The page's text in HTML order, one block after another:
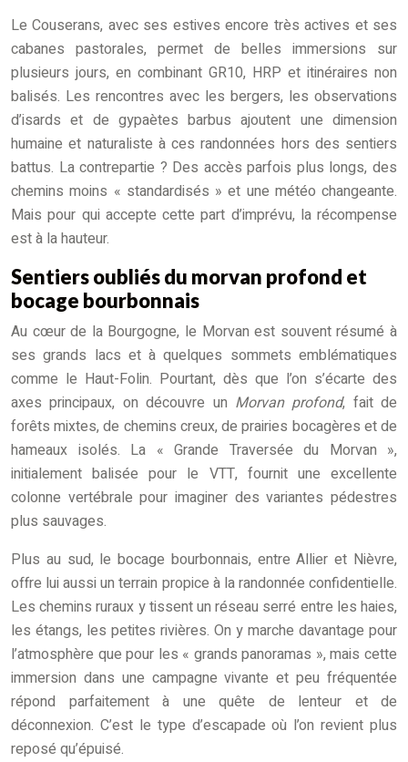
Le Couserans, avec ses estives encore très actives et ses
cabanes pastorales, permet de belles immersions sur
plusieurs jours, en combinant GR10, HRP et itinéraires non
balisés. Les rencontres avec les bergers, les observations
d’isards et de gypaètes barbus ajoutent une dimension
humaine et naturaliste à ces randonnées hors des sentiers
battus. La contrepartie ? Des accès parfois plus longs, des
chemins moins « standardisés » et une météo changeante.
Mais pour qui accepte cette part d’imprévu, la récompense
est à la hauteur.
Sentiers oubliés du morvan profond et
bocage bourbonnais
Au cœur de la Bourgogne, le Morvan est souvent résumé à
ses grands lacs et à quelques sommets emblématiques
comme le Haut-Folin. Pourtant, dès que l’on s’écarte des
axes principaux, on découvre un Morvan profond, fait de
forêts mixtes, de chemins creux, de prairies bocagères et de
hameaux isolés. La « Grande Traversée du Morvan »,
initialement balisée pour le VTT, fournit une excellente
colonne vertébrale pour imaginer des variantes pédestres
plus sauvages.
Plus au sud, le bocage bourbonnais, entre Allier et Nièvre,
offre lui aussi un terrain propice à la randonnée confidentielle.
Les chemins ruraux y tissent un réseau serré entre les haies,
les étangs, les petites rivières. On y marche davantage pour
l’atmosphère que pour les « grands panoramas », mais cette
immersion dans une campagne vivante et peu fréquentée
répond parfaitement à une quête de lenteur et de
déconnexion. C’est le type d’escapade où l’on revient plus
reposé qu’épuisé.